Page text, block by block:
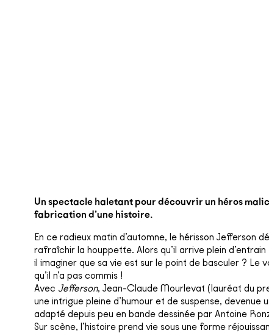
Un spectacle haletant pour découvrir un héros
fabrication d’une histoire.
En ce radieux matin d’automne, le hérisson Jefferson
rafraîchir la houppette. Alors qu’il arrive plein
il imaginer que sa vie est sur le point de basculer ? Le
qu’il n’a pas commis !
Avec Jefferson, Jean-Claude Mourlevat (lauréat du
une intrigue pleine d’humour et de suspense, devenue
adapté depuis peu en bande dessinée par Antoine
Sur scène, l’histoire prend vie sous une forme